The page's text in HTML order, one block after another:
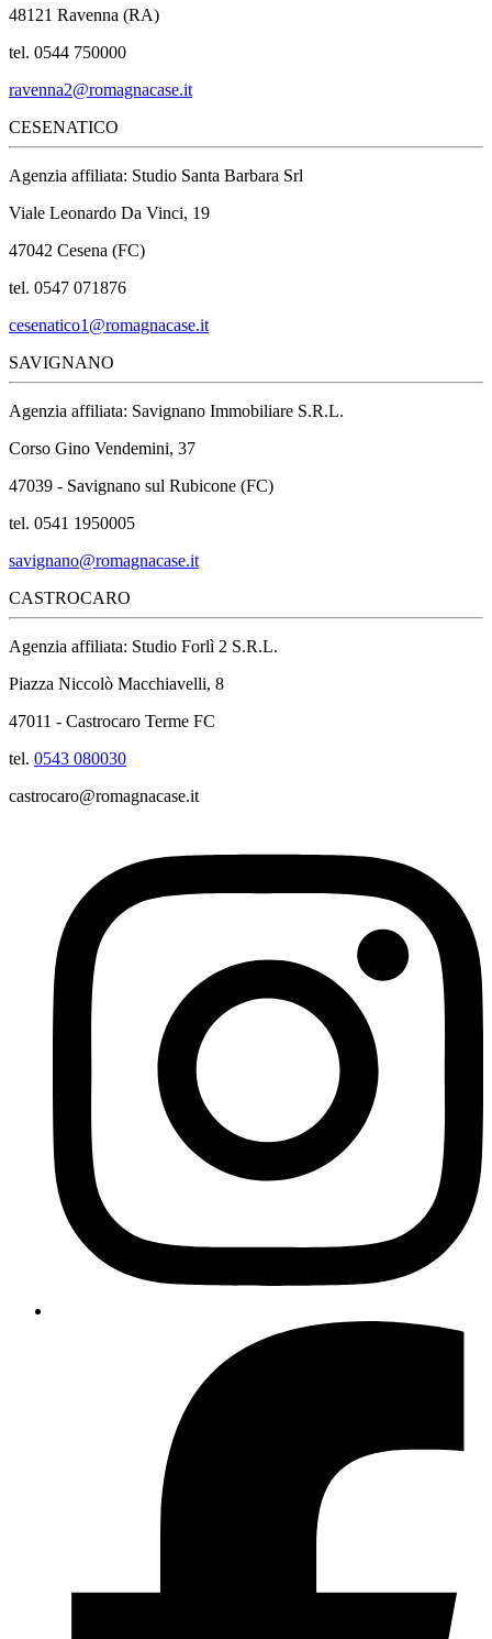
48121 Ravenna (RA)
tel. 0544 750000
ravenna2@romagnacase.it
CESENATICO
Agenzia affiliata: Studio Santa Barbara Srl
Viale Leonardo Da Vinci, 19
47042 Cesena (FC)
tel. 0547 071876
cesenatico1@romagnacase.it
SAVIGNANO
Agenzia affiliata: Savignano Immobiliare S.R.L.
Corso Gino Vendemini, 37
47039 - Savignano sul Rubicone (FC)
tel. 0541 1950005
savignano@romagnacase.it
CASTROCARO
Agenzia affiliata: Studio Forlì 2 S.R.L.
Piazza Niccolò Macchiavelli, 8
47011 - Castrocaro Terme FC
tel. 0543 080030
castrocaro@romagnacase.it